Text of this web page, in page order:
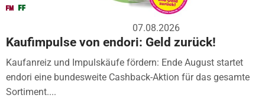
07.08.2026
Kaufimpulse von endori: Geld zurück!
Kaufanreiz und Impulskäufe fördern: Ende August startet
endori eine bundesweite Cashback-Aktion für das gesamte
Sortiment....